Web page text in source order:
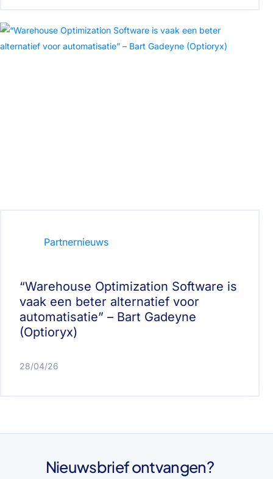
Partnernieuws
“Warehouse Optimization Software is
vaak een beter alternatief voor
automatisatie” – Bart Gadeyne
(Optioryx)
28/04/26
Nieuwsbrief ontvangen?